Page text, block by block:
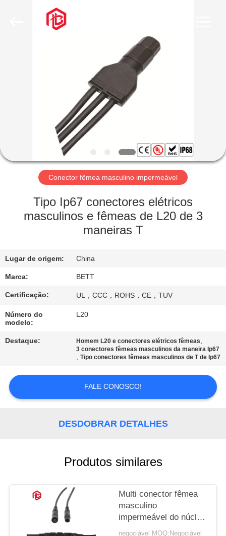
EXCURSÃO
FÁBRICA
QUALIDADE
MAPA
DO
SITE
POLICY
Conector fêmea masculino impermeável
Tipo Ip67 conectores elétricos
masculinos e fêmeas de L20 de 3
maneiras T
Lugar de origem: China
Marca: BETT
Certificação: UL，CCC，ROHS，CE，TUV
Número do
modelo:
L20
Destaque: Homem L20 e conectores elétricos fêmeas,
3 conectores fêmeas masculinos da maneira Ip67
,Tipo conectores fêmeas masculinos de T de Ip67
FALE CONOSCO!
DESDOBRAR DETALHES
Produtos similares
Multi conector fêmea
masculino
impermeável do núcleo
M10 IP68
negociável MOQ:Negociável